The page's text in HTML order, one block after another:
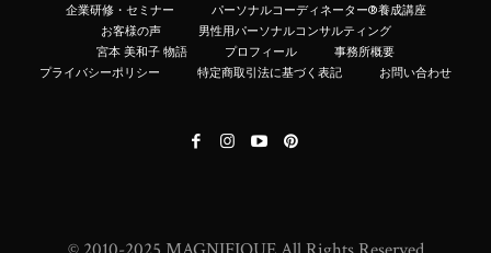
企業研修・セミナー
パーソナルコーディネーター®️養成講座
お客様の声
男性用パーソナルコンサルティング
宮本 美和子 物語
プロフィール
事務所概要
プライバシーポリシー
特定商取引法に基づく表記 お問い合わせ